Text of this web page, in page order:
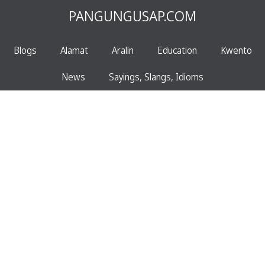
PANGUNGUSAP.COM
Blogs Alamat Aralin Education Kwento
News Sayings, Slangs, Idioms